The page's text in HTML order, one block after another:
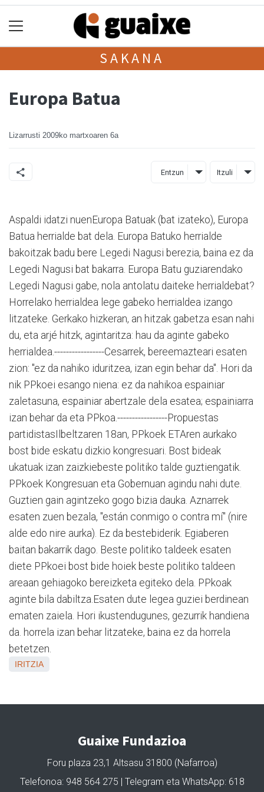
SAKANA
Europa Batua
Lizarrusti 2009ko martxoaren 6a
Entzun Itzuli
Aspaldi idatzi nuenEuropa Batuak (bat izateko), Europa
Batua herrialde bat dela. Europa Batuko herrialde
bakoitzak badu bere Legedi Nagusi berezia, baina ez da
Legedi Nagusi bat bakarra. Europa Batu guziarendako
Legedi Nagusi gabe, nola antolatu daiteke herrialdebat?
Horrelako herrialdea lege gabeko herrialdea izango
litzateke. Gerkako hizkeran, an hitzak gabetza esan nahi
du, eta arjé hitzk, agintaritza: hau da aginte gabeko
herrialdea.-----------------Cesarrek, bereemazteari esaten
zion: "ez da nahiko iduritzea, izan egin behar da". Hori da
nik PPkoei esango niena: ez da nahikoa espainiar
zaletasuna, espainiar abertzale dela esatea; espainiarra
izan behar da eta PPkoa.-----------------Propuestas
partidistasIlbeltzaren 18an, PPkoek ETAren aurkako
bost bide eskatu dizkio kongresuari. Bost bideak
ukatuak izan zaizkiebeste politiko talde guztiengatik.
PPkoek Kongresuan eta Gobernuan agindu nahi dute.
Guztien gain agintzeko gogo bizia dauka. Aznarrek
esaten zuen bezala, "están conmigo o contra mí" (nire
alde edo nire aurka). Ez da bestebiderik. Egiaberen
baitan bakarrik dago. Beste politiko taldeek esaten
diete PPkoei bost bide hoiek beste politiko taldeen
areaan gehiagoko bereizketa egiteko dela. PPkoak
aginte bila dabiltza.Esaten dute legea guziei berdinean
ematen zaiela. Hori ikustendugunes, gezurrik handiena
da. horrela izan behar litzateke, baina ez da horrela
betetzen.
IRITZIA
Guaixe Fundazioa
Foru plaza 23,1 Altsasu 31800 (Nafarroa)
Telefonoa: 948 564 275 | Telegram eta WhatsApp: 618